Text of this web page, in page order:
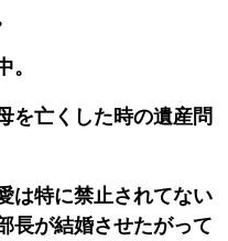
。
を亡くした時の遺産問
は特に禁止されてない
長が結婚させたがって